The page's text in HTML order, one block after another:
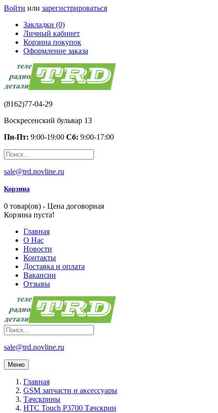
Войти или зарегистрироваться
Закладки (0)
Личный кабинет
Корзина покупок
Оформление заказа
(8162)77-04-29
Воскресенский бульвар 13
Пн-Пт: 9:00-19:00 Сб: 9:00-17:00
sale@trd.novline.ru
Корзина
0 товар(ов) - Цена договорная
Корзина пуста!
Главная
О Нас
Новости
Контакты
Доставка и оплата
Вакансии
Отзывы
sale@trd.novline.ru
Меню
Главная
GSM запчасти и аксессуары
Тачскрины
HTC Touch P3700 Тачскрин